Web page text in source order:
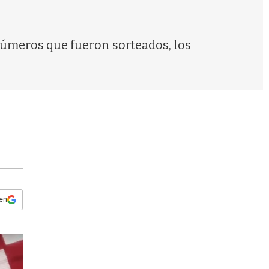
que fueron sorteados, los